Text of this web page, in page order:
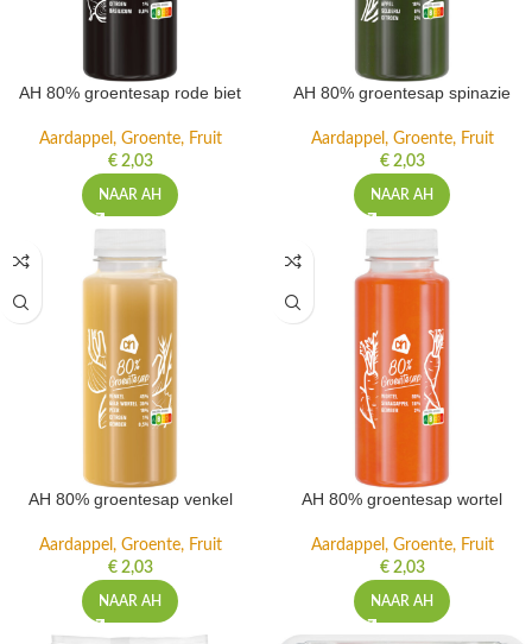
AH 80% groentesap rode biet
Aardappel, Groente, Fruit
€2,03
NAAR AH
AH 80% groentesap spinazie
Aardappel, Groente, Fruit
€2,03
NAAR AH
AH 80% groentesap venkel
Aardappel, Groente, Fruit
€2,03
NAAR AH
AH 80% groentesap wortel
Aardappel, Groente, Fruit
€2,03
NAAR AH